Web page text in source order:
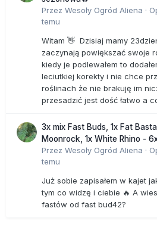
Przez Wesoły Ogród Aliena ·
temu
Witam 👋 Dzisiaj mamy
zaczynają powiększać swoje
kiedy je podlewałem to
leciutkiej korekty i nie chce
roślinach że nie brakuję im
przesadzić jest dość łatwo a
3x mix Fast Buds, 1x Fat
Moonrock, 1x White Rhino -
Przez Wesoły Ogród Aliena ·
temu
Już sobie zapisałem w kajet
tym co widzę i ciebie 🔥 A
fastów od fast bud42?